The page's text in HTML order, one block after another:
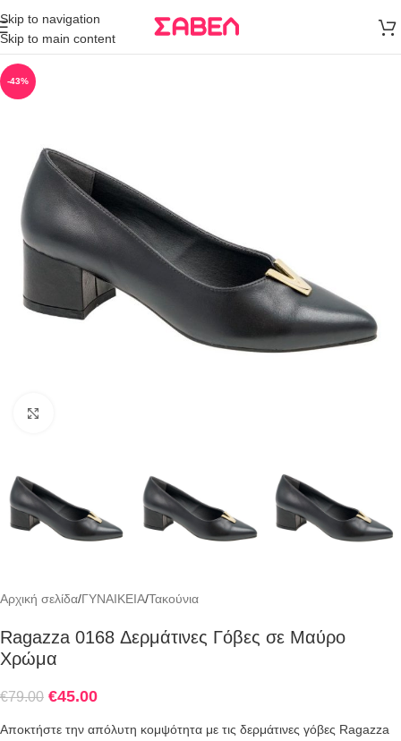
Skip to navigation
Skip to main content
άνω των 80€
Παραγγελία
-43%
Αρχική σελίδα/ΓΥΝΑΙΚΕΙΑ/Τακούνια
Ragazza 0168 Δερμάτινες Γόβες σε Μαύρο
Χρώμα
€79.00 €45.00
Αποκτήστε την απόλυτη κομψότητα με τις δερμάτινες γόβες Ragazza